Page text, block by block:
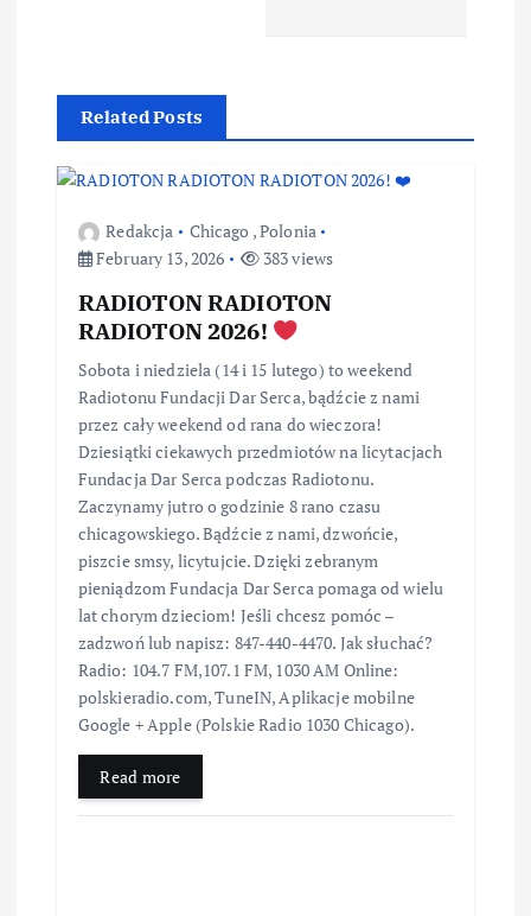
Related Posts
Redakcja Chicago ,Polonia
February 13, 2026
383 views
RADIOTON RADIOTON
RADIOTON 2026!
Sobota i niedziela (14 i 15 lutego) to weekend
Radiotonu Fundacji Dar Serca, bądźcie z nami
przez cały weekend od rana do wieczora!
Dziesiątki ciekawych przedmiotów na licytacjach
Fundacja Dar Serca podczas Radiotonu.
Zaczynamy jutro o godzinie 8 rano czasu
chicagowskiego. Bądźcie z nami, dzwońcie,
piszcie smsy, licytujcie. Dzięki zebranym
pieniądzom Fundacja Dar Serca pomaga od wielu
lat chorym dzieciom! Jeśli chcesz pomóc –
zadzwoń lub napisz: 847-440-4470. Jak słuchać?
Radio: 104.7 FM,107.1 FM, 1030 AM Online:
polskieradio.com, TuneIN, Aplikacje mobilne
Google + Apple (Polskie Radio 1030 Chicago).
Read more